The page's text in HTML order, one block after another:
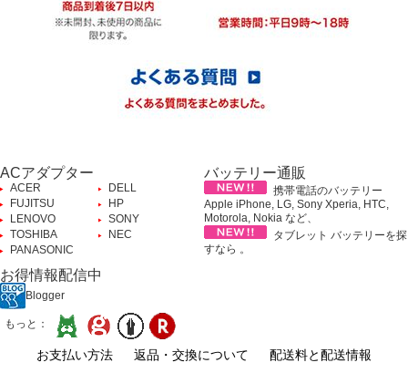
ACアダプター
ACER
DELL
FUJITSU
HP
LENOVO
SONY
TOSHIBA
NEC
PANASONIC
バッテリー通販
携帯電話のバッテリー
Apple iPhone, LG, Sony Xperia, HTC,
Motorola, Nokia など、
タブレット バッテリーを探
すなら 。
お得情報配信中
Blogger
もっと：
お支払い方法 返品・交換について 配送料と配送情報